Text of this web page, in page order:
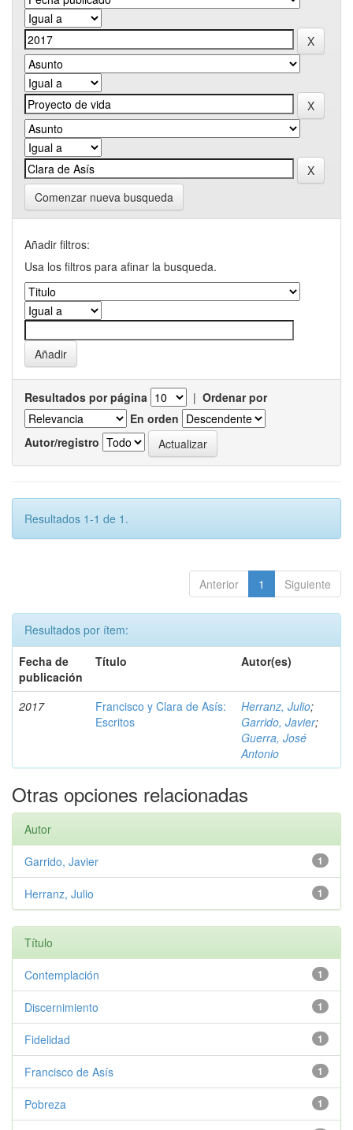
Comenzar nueva busqueda
Añadir filtros:
Usa los filtros para afinar la busqueda.
Resultados por página | Ordenar por
En orden
Autor/registro
Resultados 1-1 de 1.
Anterior 1 Siguiente
Resultados por ítem:
Fecha de
publicación
Título Autor(es)
2017
Francisco y Clara de Asís:
Escritos
Herranz, Julio;
Garrido, Javier;
Guerra, José
Antonio
Otras opciones relacionadas
Autor
1
Garrido, Javier
1
Herranz, Julio
Título
1
Contemplación
1
Discernimiento
1
Fidelidad
1
Francisco de Asís
1
Pobreza